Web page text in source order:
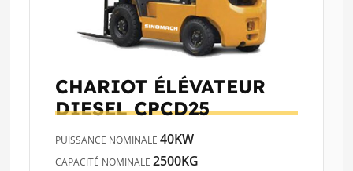
CHARIOT ÉLÉVATEUR
DIESELCPCD25
PUISSANCE NOMINALE40KW
CAPACITÉ NOMINALE2500KG